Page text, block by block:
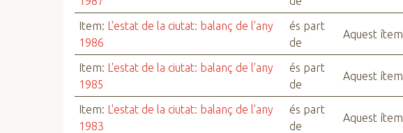
Item: L'estat de la ciutat: balanç de l'any
1986
és part
de
Aquest ítem
Item: L'estat de la ciutat: balanç de l'any
1985
és part
de
Aquest ítem
Item: L'estat de la ciutat: balanç de l'any
1983
és part
de
Aquest ítem